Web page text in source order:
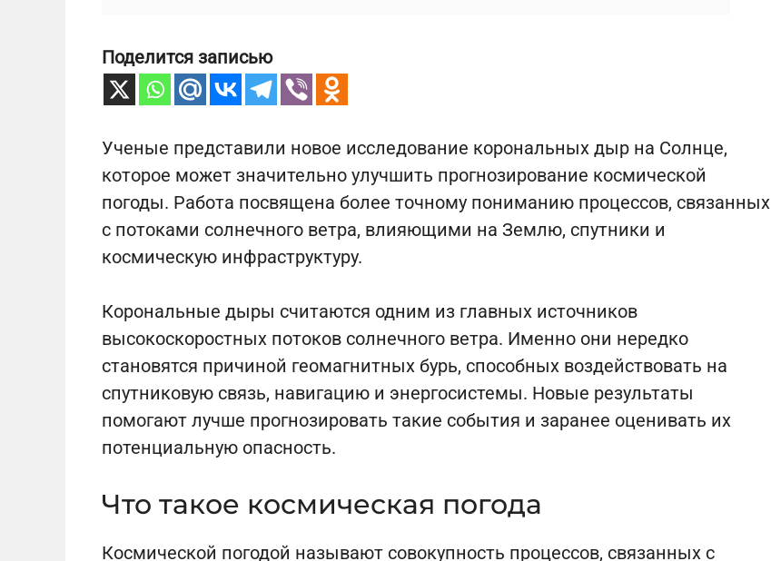
Поделится записью
Ученые представили новое исследование корональных дыр на Солнце,
которое может значительно улучшить прогнозирование космической
погоды. Работа посвящена более точному пониманию процессов, связанных
с потоками солнечного ветра, влияющими на Землю, спутники и
космическую инфраструктуру.
Корональные дыры считаются одним из главных источников
высокоскоростных потоков солнечного ветра. Именно они нередко
становятся причиной геомагнитных бурь, способных воздействовать на
спутниковую связь, навигацию и энергосистемы. Новые результаты
помогают лучше прогнозировать такие события и заранее оценивать их
потенциальную опасность.
Что такое космическая погода
Космической погодой называют совокупность процессов, связанных с